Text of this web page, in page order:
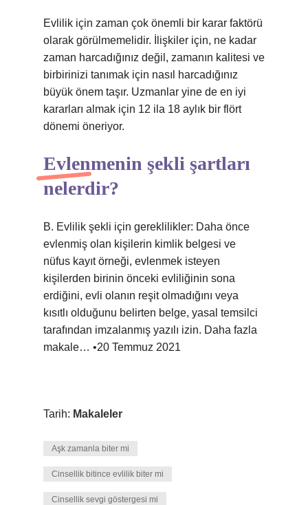
Evlilik için zaman çok önemli bir karar faktörü
olarak görülmemelidir. İlişkiler için, ne kadar
zaman harcadığınız değil, zamanın kalitesi ve
birbirinizi tanımak için nasıl harcadığınız
büyük önem taşır. Uzmanlar yine de en iyi
kararları almak için 12 ila 18 aylık bir flört
dönemi öneriyor.
Evlenmenin şekli şartları
nelerdir?
B. Evlilik şekli için gereklilikler: Daha önce
evlenmiş olan kişilerin kimlik belgesi ve
nüfus kayıt örneği, evlenmek isteyen
kişilerden birinin önceki evliliğinin sona
erdiğini, evli olanın reşit olmadığını veya
kısıtlı olduğunu belirten belge, yasal temsilci
tarafından imzalanmış yazılı izin. Daha fazla
makale… •20 Temmuz 2021
Tarih: Makaleler
Aşk zamanla biter mi
Cinsellik bitince evlilik biter mi
Cinsellik sevgi göstergesi mi